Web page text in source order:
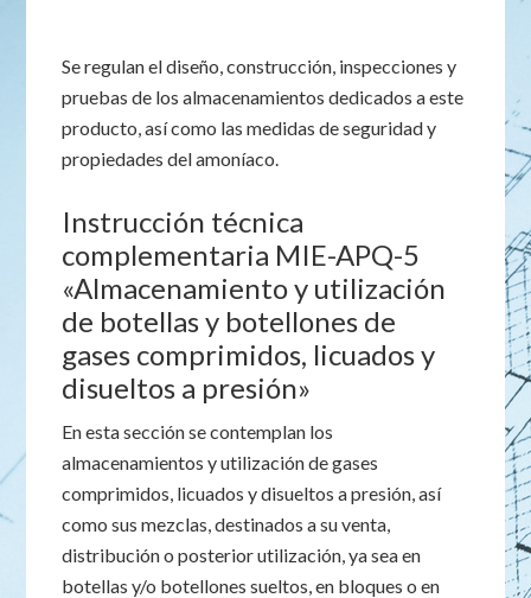
Se regulan el diseño, construcción, inspecciones y
pruebas de los almacenamientos dedicados a este
producto, así como las medidas de seguridad y
propiedades del amoníaco.
Instrucción técnica
complementaria MIE-APQ-5
«Almacenamiento y utilización
de botellas y botellones de
gases comprimidos, licuados y
disueltos a presión»
En esta sección se contemplan los
almacenamientos y utilización de gases
comprimidos, licuados y disueltos a presión, así
como sus mezclas, destinados a su venta,
distribución o posterior utilización, ya sea en
botellas y/o botellones sueltos, en bloques o en